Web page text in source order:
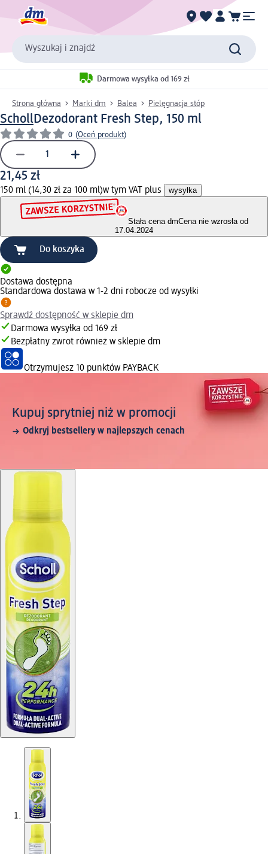
Wyszukaj i znajdź
Darmowa wysyłka od 169 zł
Strona główna Marki dm Balea Pielęgnacja stóp
SchollDezodorant Fresh Step, 150 ml
0 (Oceń produkt)
21,45 zł
150 ml (14,30 zł za 100 ml)w tym VAT plus wysyłka
Stała cena dmCena nie wzrosła od
17.04.2024
Do koszyka
Dostawa dostępna
Standardowa dostawa w 1-2 dni robocze od wysyłki
Sprawdź dostępność w sklepie dm
Darmowa wysyłka od 169 zł
Bezpłatny zwrot również w sklepie dm
Otrzymujesz 10 punktów PAYBACK
Kupuj sprytniej niż w promocji
Odkryj bestsellery w najlepszych cenach